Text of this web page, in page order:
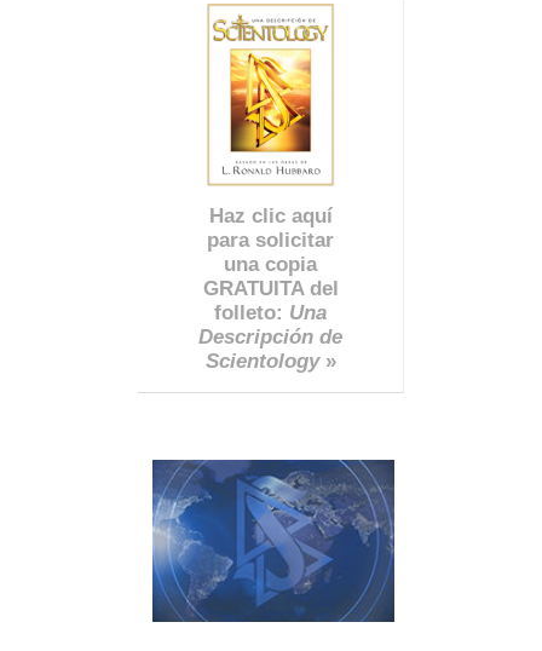
Haz clic aquí
para solicitar
una copia
GRATUITA del
folleto: Una
Descripción de
Scientology»